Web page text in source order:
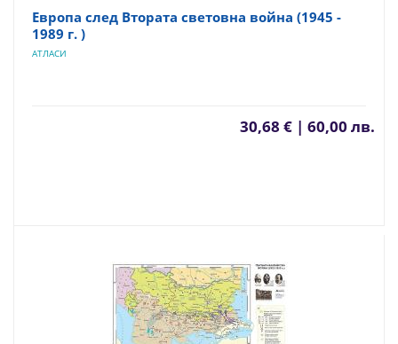
Европа след Втората световна война (1945 -
1989 г. )
АТЛАСИ
30,68 € | 60,00 лв.